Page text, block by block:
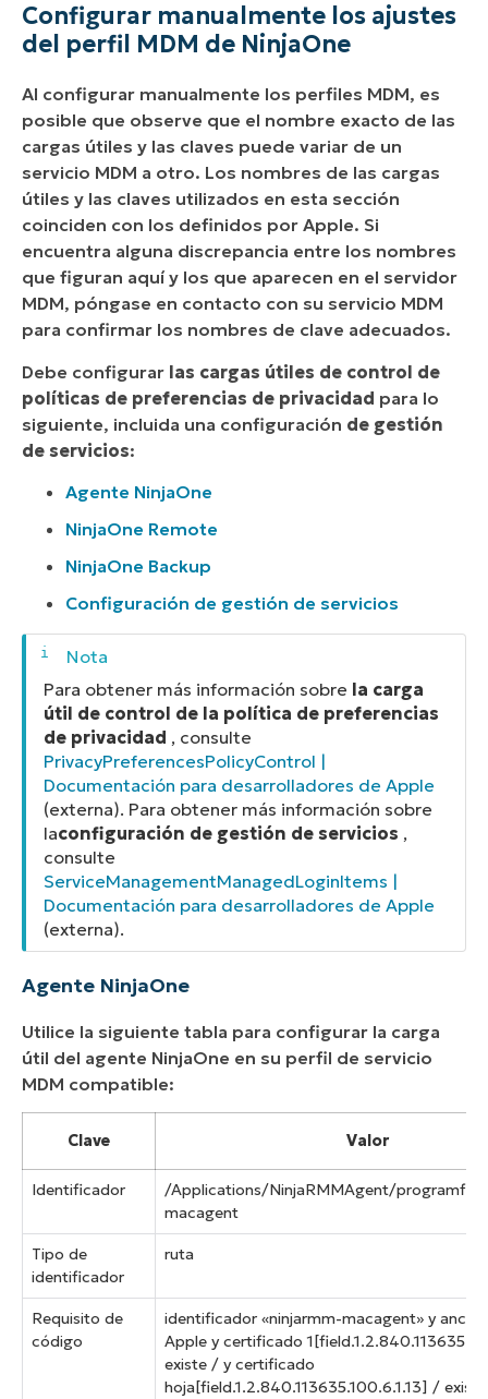
Configurar manualmente los ajustes
del perfil MDM de NinjaOne
Al configurar manualmente los perfiles MDM, es
posible que observe que el nombre exacto de las
cargas útiles y las claves puede variar de un
servicio MDM a otro. Los nombres de las cargas
útiles y las claves utilizados en esta sección
coinciden con los definidos por Apple. Si
encuentra alguna discrepancia entre los nombres
que figuran aquí y los que aparecen en el servidor
MDM, póngase en contacto con su servicio MDM
para confirmar los nombres de clave adecuados.
Debe configurar las cargas útiles de control de
políticas de preferencias de privacidad para lo
siguiente, incluida una configuración de gestión
de servicios:
Agente NinjaOne
NinjaOne Remote
NinjaOne Backup
Configuración de gestión de servicios
Para obtener más información sobre la carga
útil de control de la política de preferencias
de privacidad , consulte
PrivacyPreferencesPolicyControl |
Documentación para desarrolladores de Apple
(externa). Para obtener más información sobre
laconfiguración de gestión de servicios ,
consulte
ServiceManagementManagedLoginItems |
Documentación para desarrolladores de Apple
(externa).
Agente NinjaOne
Utilice la siguiente tabla para configurar la carga
útil del agente NinjaOne en su perfil de servicio
MDM compatible:
Clave Valor
Identificador
/Applications/NinjaRMMAgent/
macagent
Tipo de
identificador
ruta
Requisito de
código
identificador «ninjarmm-macagent» y ancla
Apple y certificado
existe / y certificado
hoja[field.1.2.840.113635.100.6.1.13] /